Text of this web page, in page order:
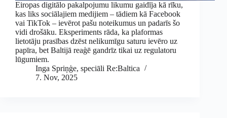
Eiropas digitālo pakalpojumu likumu gaidīja kā rīku,
kas liks sociālajiem medijiem – tādiem kā Facebook
vai TikTok – ievērot pašu noteikumus un padarīs šo
vidi drošāku. Eksperiments rāda, ka plaformas
lietotāju prasības dzēst nelikumīgu saturu ievēro uz
papīra, bet Baltijā reaģē gandrīz tikai uz regulatoru
lūgumiem.
Inga Spriņģe, speciāli Re:Baltica
7. Nov, 2025